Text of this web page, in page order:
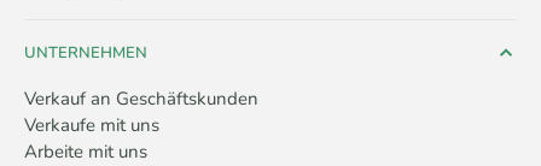
UNTERNEHMEN
Verkauf an Geschäftskunden
Verkaufe mit uns
Arbeite mit uns